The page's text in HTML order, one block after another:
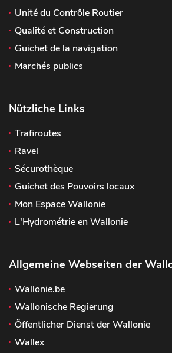
Unité du Contrôle Routier
Qualité et Construction
Guichet de la navigation
Marchés publics
Nützliche Links
Trafiroutes
Ravel
Sécurothèque
Guichet des Pouvoirs locaux
Mon Espace Wallonie
L'Hydrométrie en Wallonie
Allgemeine Webseiten der
Wallonie.be
Wallonische Regierung
Öffentlicher Dienst der Wallonie
Wallex